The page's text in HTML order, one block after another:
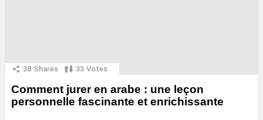
38 Shares 33 Votes
Comment jurer en arabe : une leçon
personnelle fascinante et enrichissante